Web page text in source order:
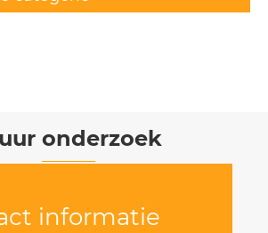
onderzoek
informatie